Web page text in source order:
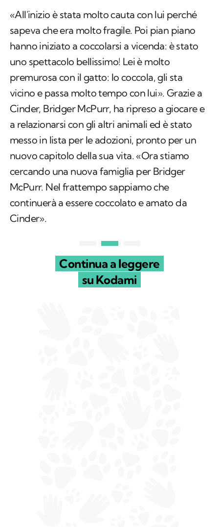
«All'inizio è stata molto cauta con lui perché
sapeva che era molto fragile. Poi pian piano
hanno iniziato a coccolarsi a vicenda: è stato
uno spettacolo bellissimo! Lei è molto
premurosa con il gatto: lo coccola, gli sta
vicino e passa molto tempo con lui». Grazie a
Cinder, Bridger McPurr, ha ripreso a giocare e
a relazionarsi con gli altri animali ed è stato
messo in lista per le adozioni, pronto per un
nuovo capitolo della sua vita. «Ora stiamo
cercando una nuova famiglia per Bridger
McPurr. Nel frattempo sappiamo che
continuerà a essere coccolato e amato da
Cinder».
Continua a leggere
su Kodami